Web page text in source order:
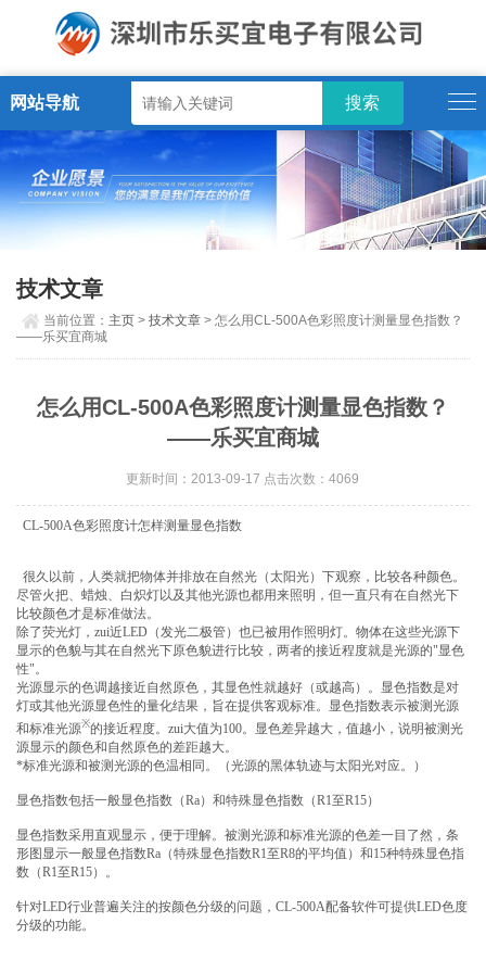
网站导航
技术文章
当前位置： 主页 >技术文章 > 怎么用CL-500A色彩照度计测量显色指数？
——乐买宜商城
怎么用CL-500A色彩照度计测量显色指数？
——乐买宜商城
更新时间：2013-09-17 点击次数：4069
CL-500A色彩照度计怎样测量显色指数
很久以前，人类就把物体并排放在自然光（太阳光）下观察，比较各种颜色。
尽管火把、蜡烛、白炽灯以及其他光源也都用来照明，但一直只有在自然光下
比较颜色才是标准做法。
除了荧光灯，zui近LED（发光二极管）也已被用作照明灯。物体在这些光源下
显示的色貌与其在自然光下原色貌进行比较，两者的接近程度就是光源的"显色
性"。
光源显示的色调越接近自然原色，其显色性就越好（或越高）。显色指数是对
灯或其他光源显色性的量化结果，旨在提供客观标准。显色指数表示被测光源
和标准光源※的接近程度。zui大值为100。显色差异越大，值越小，说明被测光
源显示的颜色和自然原色的差距越大。
*标准光源和被测光源的色温相同。（光源的黑体轨迹与太阳光对应。）
显色指数包括一般显色指数（Ra）和特殊显色指数（R1至R15）
显色指数采用直观显示，便于理解。被测光源和标准光源的色差一目了然，条
形图显示一般显色指数Ra（特殊显色指数R1至R8的平均值）和15种特殊显色指
数（R1至R15）。
针对LED行业普遍关注的按颜色分级的问题，CL-500A配备软件可提供LED色度
分级的功能。